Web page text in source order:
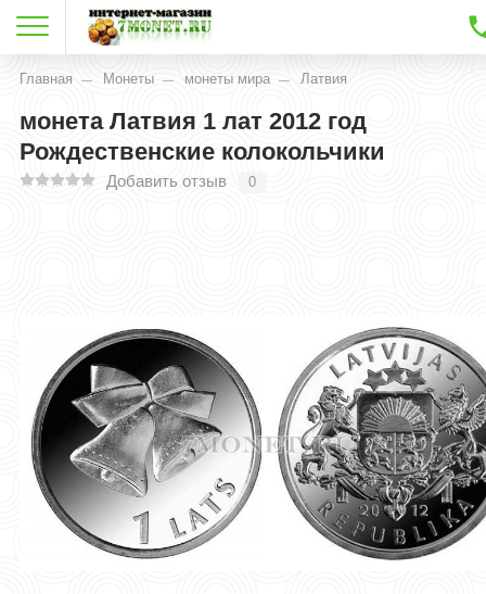
Главная Монеты монеты мира Латвия
монета Латвия 1 лат 2012 год
Рождественские колокольчики
Добавить отзыв 0